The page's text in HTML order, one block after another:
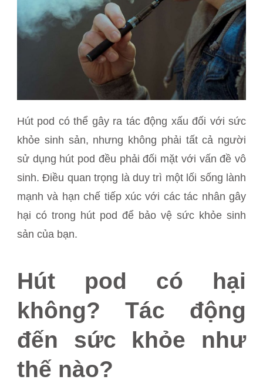
Hút pod có thể gây ra tác động xấu đối với sức
khỏe sinh sản, nhưng không phải tất cả người
sử dụng hút pod đều phải đối mặt với vấn đề vô
sinh. Điều quan trọng là duy trì một lối sống lành
mạnh và hạn chế tiếp xúc với các tác nhân gây
hại có trong hút pod để bảo vệ sức khỏe sinh
sản của bạn.
Hút pod có hại
không? Tác động
đến sức khỏe như
thế nào?